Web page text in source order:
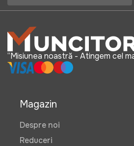
“Misiunea noastră - Atingem cel
Magazin
Despre noi
Reduceri